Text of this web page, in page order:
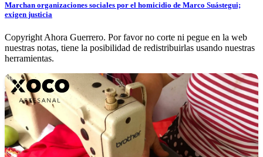
Marchan organizaciones sociales por el homicidio de Marco Suástegui;
exigen justicia
Copyright Ahora Guerrero. Por favor no corte ni pegue en la web
nuestras notas, tiene la posibilidad de redistribuirlas usando nuestras
herramientas.